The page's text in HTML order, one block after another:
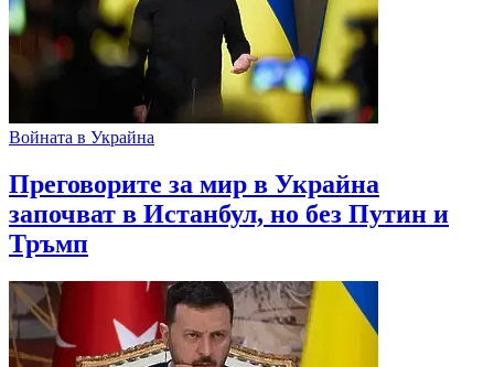
Войната в Украйна
Преговорите за мир в Украйна
започват в Истанбул, но без Путин и
Тръмп